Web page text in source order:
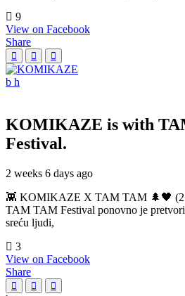
9
View on Facebook
Share
KOMIKAZE is with
Festival.
2 weeks 6 days ago
👾 KOMIKAZE X TAM TAM 🌲🖤
TAM TAM Festival ponovno je
sreću ljudi,
3
View on Facebook
Share